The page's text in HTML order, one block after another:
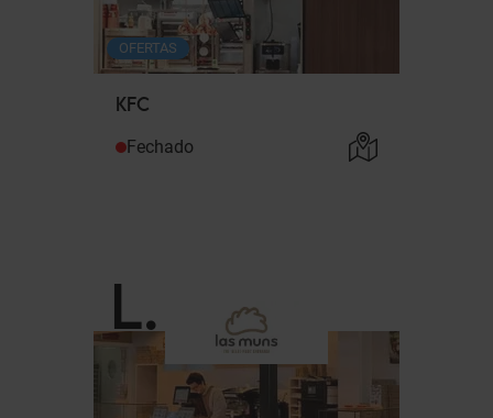
KFC
OFERTAS
Fechado
L.